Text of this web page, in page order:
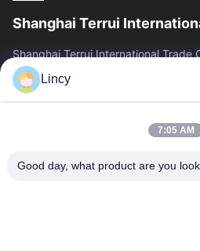
Shanghai Terrui
Shanghai Terrui International Trade
gegründet und ist auf die
Verkauf von Viehausrüstung...
Schnelllinks
Über Uns
Lincy
7:05 AM
Good day, what product are you